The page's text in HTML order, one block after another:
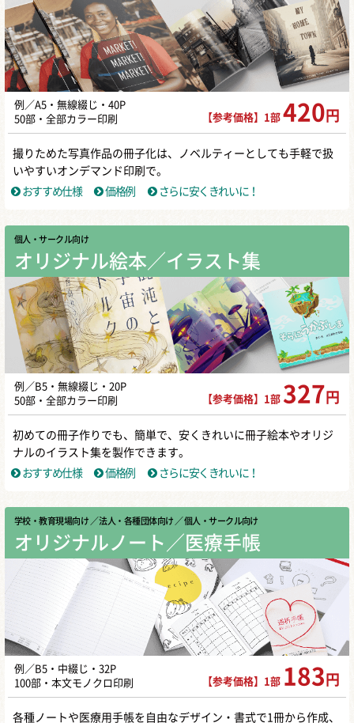
例／A5・無線綴じ・40P
50部・全部カラー印刷
【参考価格】1部 420 円
撮りためた写真作品の冊子化は、ノベルティーとしても手軽で扱
いやすいオンデマンド印刷で。
おすすめ仕様
価格例 さらに安くきれいに！
個人・サークル向け
オリジナル絵本／イラスト集
例／B5・無線綴じ・20P
50部・全部カラー印刷
【参考価格】1部 327 円
初めての冊子作りでも、簡単で、安くきれいに冊子絵本やオリジ
ナルのイラスト集を製作できます。
おすすめ仕様
価格例 さらに安くきれいに！
学校・教育現場向け ／ 法人・各種団体向け ／ 個人・サークル向け
オリジナルノート／医療手帳
例／B5・中綴じ・32P
100部・本文モノクロ印刷
【参考価格】1部 183 円
各種ノートや医療用手帳を自由なデザイン・書式で1冊から作成、